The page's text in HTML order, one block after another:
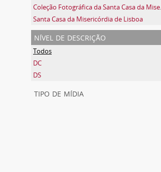
Santa Casa da Misericórdia de Lisboa
nível de descrição
Todos
DC
DS
tipo de mídia